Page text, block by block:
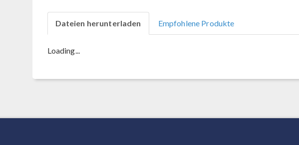
Dateien herunterladen Empfohlene Produkte
Loading...